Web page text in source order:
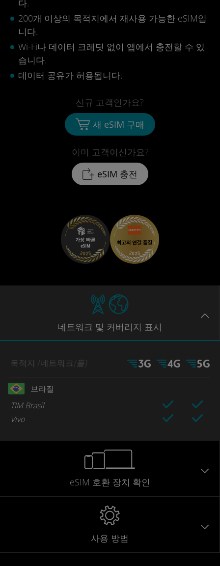
다.
200개 이상의 목적지에서 재사용 가능한 eSIM입
니다.
Wi-Fi나 데이터 크레딧 없이 앱에서 충전할 수 있
습니다.
데이터 공유가 허용됩니다.
이미 고객이신가요?
eSIM 충전
신규 고객인가요?
새 eSIM 구매
네트워크 및 커버리지 표시
목적지 /네트워크(들)
브라질
TIM Brasil
Vivo
eSIM 호환 장치 확인
사용 방법